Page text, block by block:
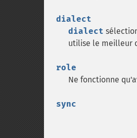
dialect
dialect
utilise le meilleur
role
Ne fonctionne
sync